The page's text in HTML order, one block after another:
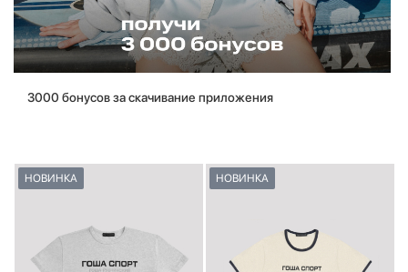
3000 бонусов за скачивание приложения
НОВИНКА НОВИНКА